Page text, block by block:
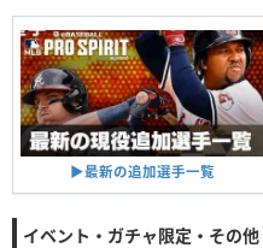
▶︎最新の追加選手一覧
イベント・ガチャ限定・その他